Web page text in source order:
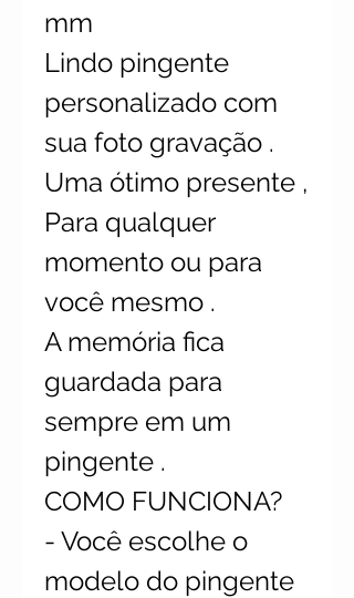
mm
Lindo pingente
personalizado com
sua foto gravação .
Uma ótimo presente ,
Para qualquer
momento ou para
você mesmo .
A memória fica
guardada para
sempre em um
pingente .
COMO FUNCIONA?
- Você escolhe o
modelo do pingente